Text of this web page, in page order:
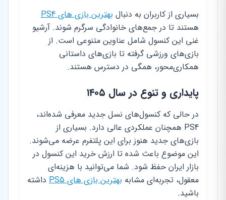
بسیاری از کاربران به دنبال بهترین بازی های PS4
هستند تا در جمع‌های خانوادگی سرگرم شوند. آرشیو
غنی این کنسول شامل عناوین متنوعی است. از
بازی‌های ورزشی گرفته تا بازی‌های داستانی
همکاری‌محور، همگی در دسترس هستند.
پایداری و تنوع در سال ۱۴۰۵
در حالی که کنسول‌های نسل جدید معرفی شده‌اند،
PS4 همچنان عملکردی عالی دارد. بسیاری از
بازی‌های جدید هنوز برای این پلتفرم عرضه می‌شوند.
این موضوع باعث شده تا ارزش خرید این کنسول در
بازار ایران حفظ شود. شما می‌توانید با هزینه‌ای
معقول، تجربه‌ای مشابه بهترین بازی های PS5
داشته
باشید.